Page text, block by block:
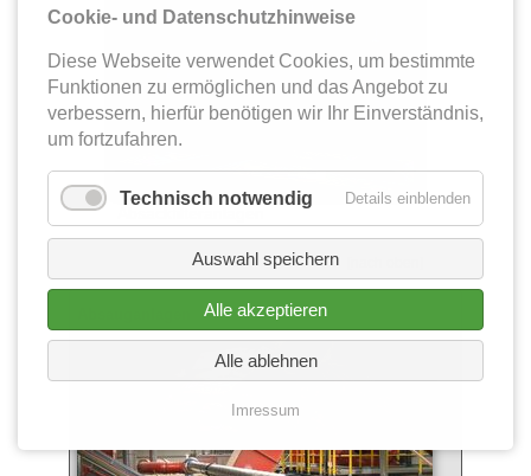
Cookie- und Datenschutzhinweise
Diese Webseite verwendet Cookies, um bestimmte
Funktionen zu ermöglichen und das Angebot zu
verbessern, hierfür benötigen wir Ihr Einverständnis,
um fortzufahren.
Technisch notwendig Details einblenden
Auswahl speichern
Alle akzeptieren
Alle ablehnen
Imressum